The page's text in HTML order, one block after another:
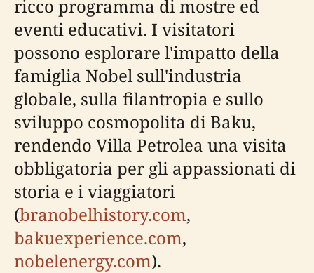
ricco programma di mostre ed
eventi educativi. I visitatori
possono esplorare l'impatto della
famiglia Nobel sull'industria
globale, sulla filantropia e sullo
sviluppo cosmopolita di Baku,
rendendo Villa Petrolea una visita
obbligatoria per gli appassionati di
storia e i viaggiatori
(branobelhistory.com,
bakuexperience.com,
nobelenergy.com).